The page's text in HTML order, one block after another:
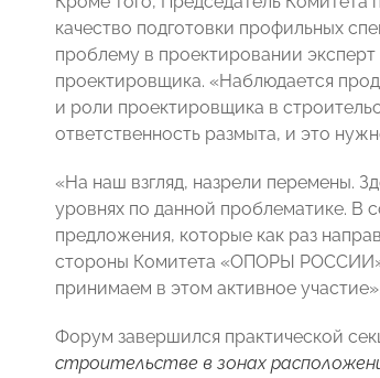
качество подготовки профильных
проблему в проектировании
проектировщика. «Наблюдается
и роли проектировщика в
ответственность размыта, и это
«На наш взгляд, назрели перемены.
уровнях по данной проблематике. В
предложения, которые как раз
стороны Комитета «ОПОРЫ РОССИИ»
принимаем в этом активное
Форум завершился практической
строительстве в зонах